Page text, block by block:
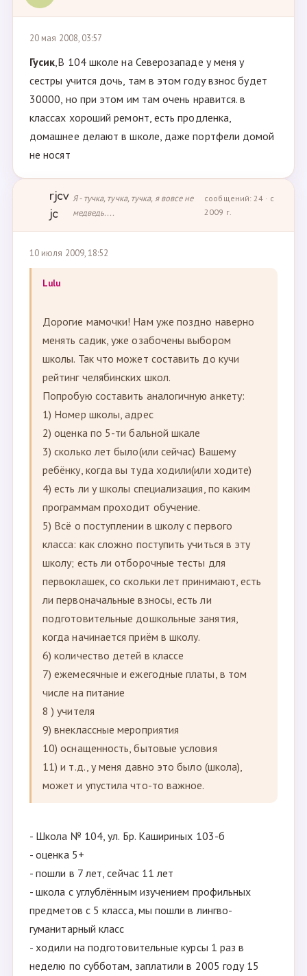
20 мая 2008, 03:57
Гусик,В 104 школе на Северозападе у меня у
сестры учится дочь, там в этом году взнос будет
30000, но при этом им там очень нравится. в
классах хороший ремонт, есть продленка,
домашнее делают в школе, даже портфели домой
не носят
rjcv
jc
Я - тучка, тучка, тучка, я вовсе не
медведь....
сообщений: 24 · с
2009 г.
10 июля 2009, 18:52
Lulu
Дорогие мамочки! Нам уже поздно наверно
менять садик, уже озабочены выбором
школы. Так что может составить до кучи
рейтинг челябинских школ.
Попробую составить аналогичную анкету:
1) Номер школы, адрес
2) оценка по 5-ти бальной шкале
3) сколько лет было(или сейчас) Вашему
ребёнку, когда вы туда ходили(или ходите)
4) есть ли у школы специализация, по каким
программам проходит обучение.
5) Всё о поступлении в школу с первого
класса: как сложно поступить учиться в эту
школу; есть ли отборочные тесты для
первоклашек, со скольки лет принимают, есть
ли первоначальные взносы, есть ли
подготовительные дошкольные занятия,
когда начинается приём в школу.
6) количество детей в классе
7) ежемесячные и ежегодные платы, в том
числе на питание
8 ) учителя
9) внеклассные мероприятия
10) оснащенность, бытовые условия
11) и т.д., у меня давно это было (школа),
может и упустила что-то важное.
- Школа № 104, ул. Бр. Кашириных 103-б
- оценка 5+
- пошли в 7 лет, сейчас 11 лет
- школа с углублённым изучением профильных
предметов с 5 класса, мы пошли в лингво-
гуманитарный класс
- ходили на подготовительные курсы 1 раз в
неделю по субботам, заплатили в 2005 году 15